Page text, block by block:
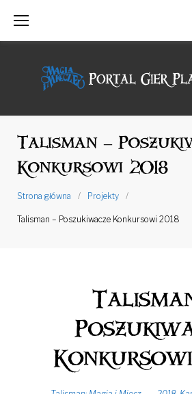
Talisman –
Konkursowi 2018
Strona główna / Projekty /
Talisman – Poszukiwacze Konkursowi 2018
Konkursowi